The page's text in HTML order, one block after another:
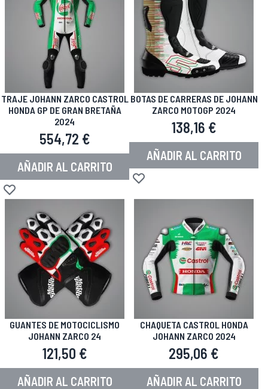
TRAJE JOHANN ZARCO CASTROL
HONDA GP DE GRAN BRETAÑA
2024
554,72 €
AÑADIR AL CARRITO
Añadir a la Lista de Deseos
BOTAS DE CARRERAS DE JOHANN
ZARCO MOTOGP 2024
138,16 €
AÑADIR AL CARRITO
Añadir a la Lista de Deseos
GUANTES DE MOTOCICLISMO
JOHANN ZARCO 24
121,50 €
AÑADIR AL CARRITO
CHAQUETA CASTROL HONDA
JOHANN ZARCO 2024
295,06 €
AÑADIR AL CARRITO